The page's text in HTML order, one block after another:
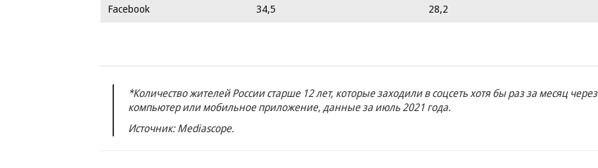
Facebook
34,5 28,2
*Количество жителей России старше 12 лет, которые заходили в соцсеть хотя бы раз за месяц через
компьютер или мобильное приложение, данные за июль 2021 года.
Источник: Mediascope.